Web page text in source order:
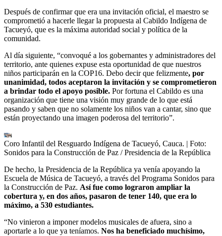
Después de confirmar que era una invitación oficial, el maestro se
comprometió a hacerle llegar la propuesta al Cabildo Indígena de
Tacueyó, que es la máxima autoridad social y política de la
comunidad.
Al día siguiente, “convoqué a los gobernantes y administradores del
territorio, ante quienes expuse esta oportunidad de que nuestros
niños participarán en la COP16. Debo decir que felizmente, por
unanimidad, todos aceptaron la invitación y se comprometieron
a brindar todo el apoyo posible. Por fortuna el Cabildo es una
organización que tiene una visión muy grande de lo que está
pasando y saben que no solamente los niños van a cantar, sino que
están proyectando una imagen poderosa del territorio”.
Coro Infantil del Resguardo Indígena de Tacueyó, Cauca. | Foto:
Sonidos para la Construcción de Paz / Presidencia de la República
De hecho, la Presidencia de la República ya venía apoyando la
Escuela de Música de Tacueyó, a través del Programa Sonidos para
la Construcción de Paz. Así fue como lograron ampliar la
cobertura y, en dos años, pasaron de tener 140, que era lo
máximo, a 530 estudiantes.
“No vinieron a imponer modelos musicales de afuera, sino a
aportarle a lo que ya teníamos. Nos ha beneficiado muchísimo,